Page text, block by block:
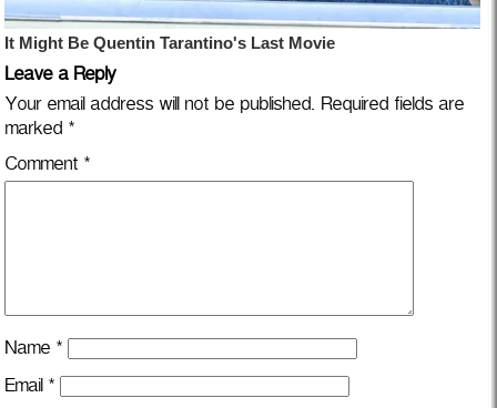
Leave a Reply
Your email address will not be published. Required fields are
marked *
Comment *
Name *
Email *